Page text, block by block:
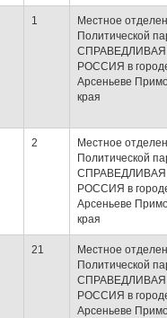
1
Местное
Политической
СПРАВЕДЛИВАЯ
РОССИЯ в
Арсеньеве
края
2
Местное
Политической
СПРАВЕДЛИВАЯ
РОССИЯ в
Арсеньеве
края
21
Местное
Политической
СПРАВЕДЛИВАЯ
РОССИЯ в
Арсеньеве